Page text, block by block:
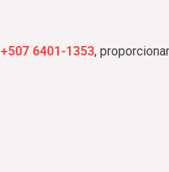
+507 6401-1353,